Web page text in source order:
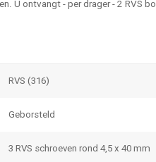
U ontvangt - per drager - 2 RVS
RVS (316)
Geborsteld
3 RVS schroeven rond 4,5 x 40 mm